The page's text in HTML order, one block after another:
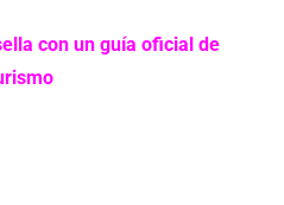
con un guía oficial de